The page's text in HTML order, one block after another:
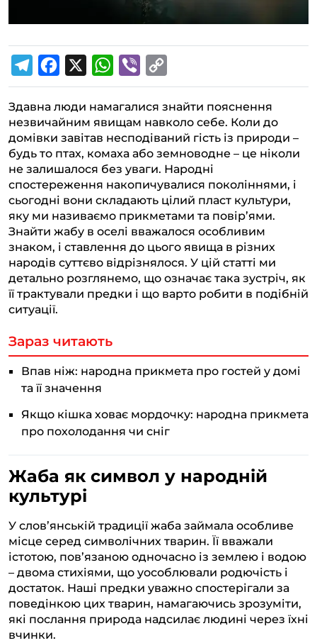
e
l
e
g
r
a
m
a
c
e
b
o
o
k
W
h
a
t
s
A
p
p
i
b
e
r
o
p
y
L
i
n
k
Здавна люди намагалися знайти пояснення
незвичайним явищам навколо себе. Коли до
домівки завітав несподіваний гість із природи –
будь то птах, комаха або земноводне – це ніколи
не залишалося без уваги. Народні
спостереження накопичувалися поколіннями, і
сьогодні вони складають цілий пласт культури,
яку ми називаємо прикметами та повір’ями.
Знайти жабу в оселі вважалося особливим
знаком, і ставлення до цього явища в різних
народів суттєво відрізнялося. У цій статті ми
детально розглянемо, що означає така зустріч, як
її трактували предки і що варто робити в подібній
ситуації.
Зараз читають
Впав ніж: народна прикмета про гостей у домі
та її значення
Якщо кішка ховає мордочку: народна прикмета
про похолодання чи сніг
Жаба як символ у народній
культурі
У слов’янській традиції жаба займала особливе
місце серед символічних тварин. Її вважали
істотою, пов’язаною одночасно із землею і водою
– двома стихіями, що уособлювали родючість і
достаток. Наші предки уважно спостерігали за
поведінкою цих тварин, намагаючись зрозуміти,
які послання природа надсилає людині через їхні
вчинки.